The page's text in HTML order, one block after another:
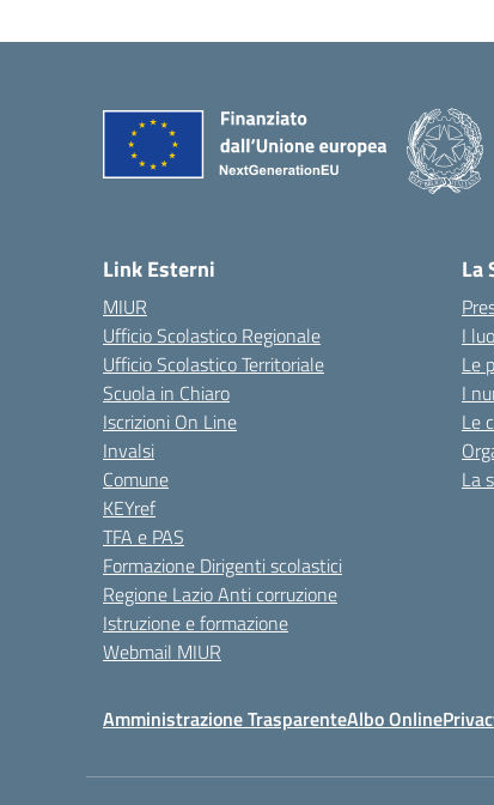
Link Esterni
MIUR
Ufficio Scolastico Regionale
Ufficio Scolastico Territoriale
Scuola in Chiaro
Iscrizioni On Line
Invalsi
Comune
KEYref
TFA e PAS
Formazione Dirigenti scolastici
Regione Lazio Anti corruzione
Istruzione e formazione
Webmail MIUR
La
I
Le
I
Le
La
Amministrazione TrasparenteAlbo Online